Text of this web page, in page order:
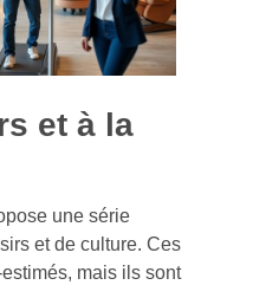
et à la
une série
et de culture. Ces
mais ils sont